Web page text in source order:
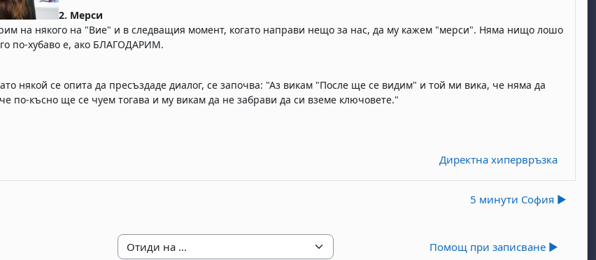
2. Мерси
на някого на "Вие" и в следващия момент, когато направи нещо за нас, да му кажем "мерси". Няма нищо лошо
по-хубаво е, ако БЛАГОДАРИМ.
някой се опита да пресъздаде диалог, се започва: "Аз викам "После ще се видим" и той ми вика, че няма да
по-късно ще се чуем тогава и му викам да не забрави да си вземе ключовете."
Директна хипервръзка
5 минути София ▶︎
Отиди на ... Помощ при записване ▶︎